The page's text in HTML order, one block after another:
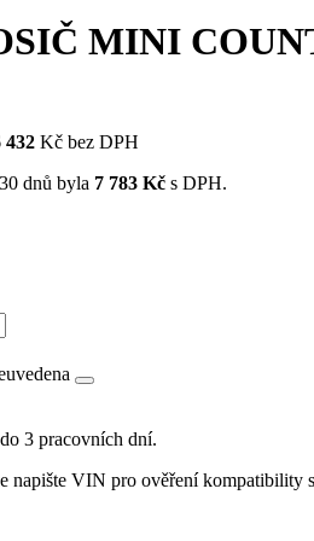
MINI
432 Kč bez DPH
dnů byla 7 783 Kč s DPH.
3 pracovních dní.
napište VIN pro ověření kompatibility